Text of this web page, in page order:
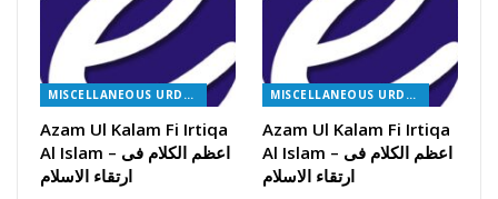
MISCELLANEOUS URDU BOOKS
Azam Ul Kalam Fi Irtiqa
Al Islam – اعظم الکلام فی
ارتقاء الاسلام
MISCELLANEOUS URDU BOOKS
Azam Ul Kalam Fi Irtiqa
Al Islam – اعظم الکلام فی
ارتقاء الاسلام